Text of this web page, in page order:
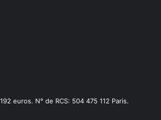
euros. N° de RCS: 504 475 112 Paris.